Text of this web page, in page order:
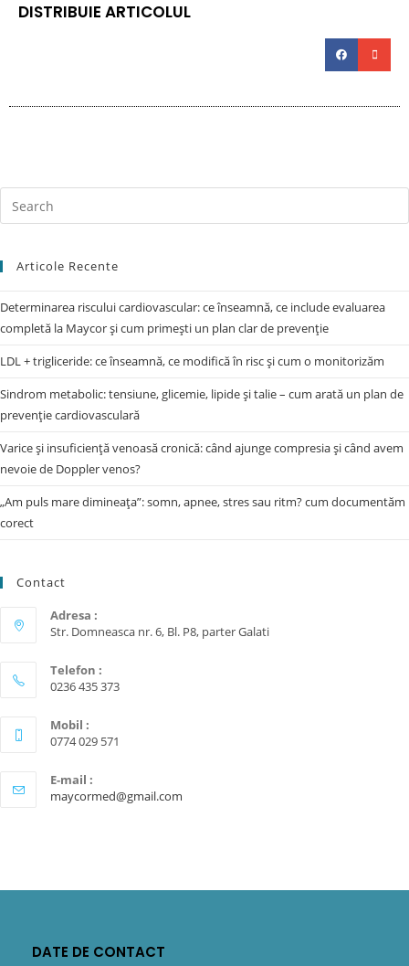
DISTRIBUIE ARTICOLUL
Articole Recente
Determinarea riscului cardiovascular: ce înseamnă, ce include evaluarea
completă la Maycor și cum primești un plan clar de prevenție
LDL + trigliceride: ce înseamnă, ce modifică în risc și cum o monitorizăm
Sindrom metabolic: tensiune, glicemie, lipide și talie – cum arată un plan de
prevenție cardiovasculară
Varice și insuficiență venoasă cronică: când ajunge compresia și când avem
nevoie de Doppler venos?
„Am puls mare dimineața”: somn, apnee, stres sau ritm? cum documentăm
corect
Contact
Adresa :
Str. Domneasca nr. 6, Bl. P8, parter Galati
Telefon :
0236 435 373
Mobil :
0774 029 571
E-mail :
maycormed@gmail.com
DATE DE CONTACT